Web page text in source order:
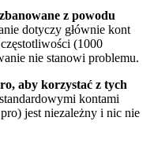
z powodu
dotyczy głównie kont
(1000
nie stanowi problemu.
aby korzystać z tych
kontami
jest niezależny i nic nie